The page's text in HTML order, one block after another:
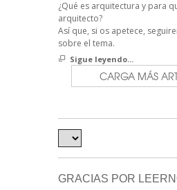
¿Qué es arquitectura y para
arquitecto?
Así que, si os apetece,
sobre el tema.
Sigue leyendo...
CARGA MÁS
GRACIAS POR